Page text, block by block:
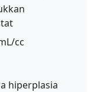
cc
hiperplasia